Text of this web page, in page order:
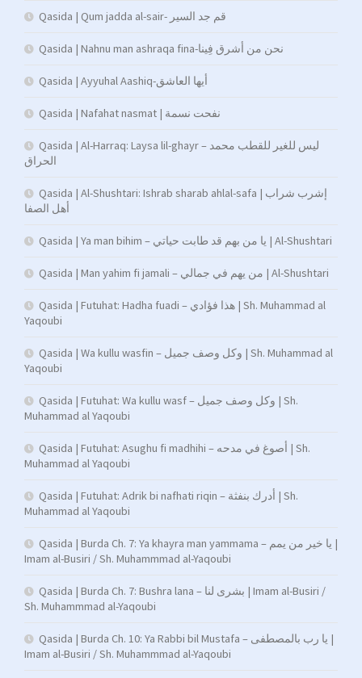
Qasida | Qum jadda al-sair- قم جد السير
Qasida | Nahnu man ashraqa fina-نحن من أشرق فِينا
Qasida | Ayyuhal Aashiq-أيها العاشق
Qasida | Nafahat nasmat | نفحت نسمة
Qasida | Al-Harraq: Laysa lil-ghayr – ليس للغير للقطب محمد
الحراق
Qasida | Al-Shushtari: Ishrab sharab ahlal-safa | إشرب شراب
أهل الصفا
Qasida | Ya man bihim – يا من بهم قد طابت حياتي | Al-Shushtari
Qasida | Man yahim fi jamali – من يهم في جمالي | Al-Shushtari
Qasida | Futuhat: Hadha fuadi – هذا فؤادي | Sh. Muhammad al
Yaqoubi
Qasida | Wa kullu wasfin – وكل وصف جميل | Sh. Muhammad al
Yaqoubi
Qasida | Futuhat: Wa kullu wasf – وكل وصف جميل | Sh.
Muhammad al Yaqoubi
Qasida | Futuhat: Asughu fi madhihi – أصوغ في مدحه | Sh.
Muhammad al Yaqoubi
Qasida | Futuhat: Adrik bi nafhati riqin – أدرك بنفثة | Sh.
Muhammad al Yaqoubi
Qasida | Burda Ch. 7: Ya khayra man yammama – يا خير من يمم |
Imam al-Busiri / Sh. Muhammmad al-Yaqoubi
Qasida | Burda Ch. 7: Bushra lana – بشرى لنا | Imam al-Busiri /
Sh. Muhammmad al-Yaqoubi
Qasida | Burda Ch. 10: Ya Rabbi bil Mustafa – يا رب بالمصطفى |
Imam al-Busiri / Sh. Muhammmad al-Yaqoubi